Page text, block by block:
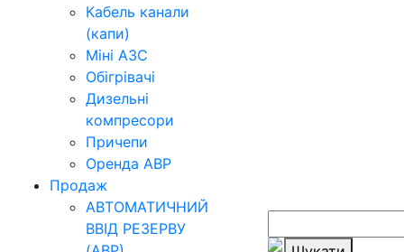
Кабель канали
(капи)
Міні АЗС
Обігрівачі
Дизельні
компресори
Причепи
Оренда АВР
Продаж
АВТОМАТИЧНИЙ
ВВІД РЕЗЕРВУ